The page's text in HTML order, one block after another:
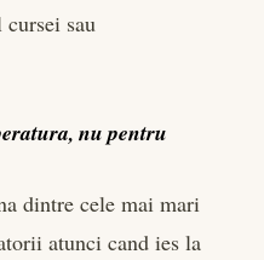
sau
nu pentru
dintre cele mai mari
atunci cand ies la